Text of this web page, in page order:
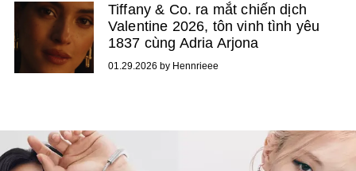
Tiffany & Co. ra mắt chiến dịch
Valentine 2026, tôn vinh tình yêu
1837 cùng Adria Arjona
01.29.2026 by Hennrieee